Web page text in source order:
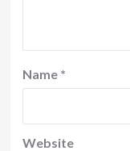
Name *
Website